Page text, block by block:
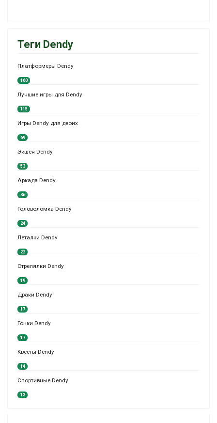
Теги Dendy
Платформеры Dendy
160
Лучшие игры для Dendy
115
Игры Dendy для двоих
69
Экшен Dendy
53
Аркада Dendy
36
Головоломка Dendy
24
Леталки Dendy
22
Стрелялки Dendy
19
Драки Dendy
17
Гонки Dendy
17
Квесты Dendy
14
Спортивные Dendy
13